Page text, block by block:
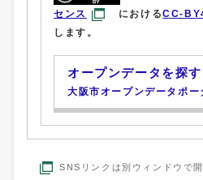
センス
におけるCC-
します。
オープンデータを探す
大阪市オープンデータポー
SNSリンクは別ウィンドウで